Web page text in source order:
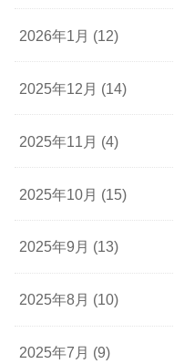
2026年1月 (12)
2025年12月 (14)
2025年11月 (4)
2025年10月 (15)
2025年9月 (13)
2025年8月 (10)
2025年7月 (9)